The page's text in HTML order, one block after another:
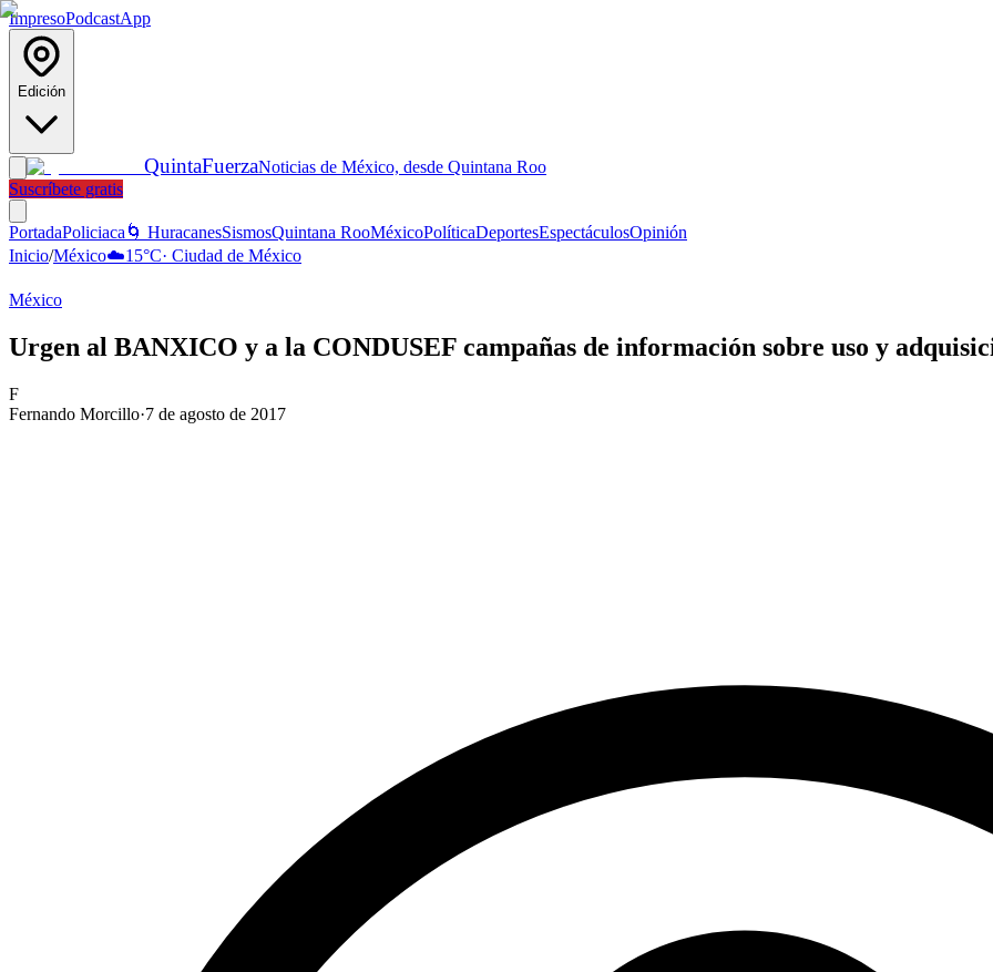
ImpresoPodcastApp
Edición
QuintaFuerzaNoticias de México, desde Quintana Roo
Suscríbete gratis
PortadaPoliciaca 🌀 HuracanesSismosQuintana RooMéxicoPolíticaDeportesEspectáculosOpinión
Inicio/México☁️15°C· Ciudad de México
México
Urgen al BANXICO y a la CONDUSEF campañas de información sobre uso y
F
Fernando Morcillo·7 de agosto de 2017